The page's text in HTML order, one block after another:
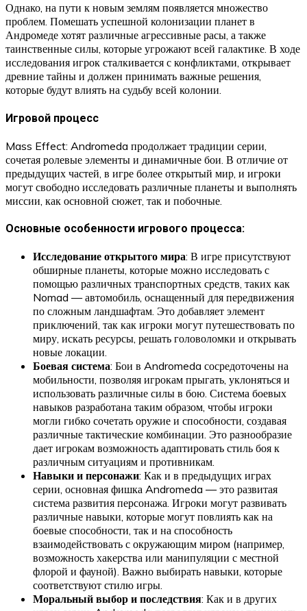
Однако, на пути к новым землям появляется множество
проблем. Помешать успешной колонизации планет в
Андромеде хотят различные агрессивные расы, а также
таинственные силы, которые угрожают всей галактике. В ходе
исследования игрок сталкивается с конфликтами, открывает
древние тайны и должен принимать важные решения,
которые будут влиять на судьбу всей колонии.
Игровой процесс
Mass Effect: Andromeda продолжает традиции серии,
сочетая ролевые элементы и динамичные бои. В отличие от
предыдущих частей, в игре более открытый мир, и игроки
могут свободно исследовать различные планеты и выполнять
миссии, как основной сюжет, так и побочные.
Основные особенности игрового процесса:
Исследование открытого мира: В игре присутствуют
обширные планеты, которые можно исследовать с
помощью различных транспортных средств, таких как
Nomad — автомобиль, оснащенный для передвижения
по сложным ландшафтам. Это добавляет элемент
приключений, так как игроки могут путешествовать по
миру, искать ресурсы, решать головоломки и открывать
новые локации.
Боевая система: Бои в Andromeda сосредоточены на
мобильности, позволяя игрокам прыгать, уклоняться и
использовать различные силы в бою. Система боевых
навыков разработана таким образом, чтобы игроки
могли гибко сочетать оружие и способности, создавая
различные тактические комбинации. Это разнообразие
дает игрокам возможность адаптировать стиль боя к
различным ситуациям и противникам.
Навыки и персонажи: Как и в предыдущих играх
серии, основная фишка Andromeda — это развитая
система развития персонажа. Игроки могут развивать
различные навыки, которые могут повлиять как на
боевые способности, так и на способность
взаимодействовать с окружающим миром (например,
возможность хакерства или манипуляции с местной
флорой и фауной). Важно выбирать навыки, которые
соответствуют стилю игры.
Моральный выбор и последствия: Как и в других